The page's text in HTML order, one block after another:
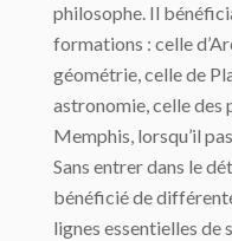
philosophe. Il
formations : celle
géométrie, celle de
astronomie, celle des
Memphis, lorsqu’il
Sans entrer dans le
bénéficié de
lignes essentielles de